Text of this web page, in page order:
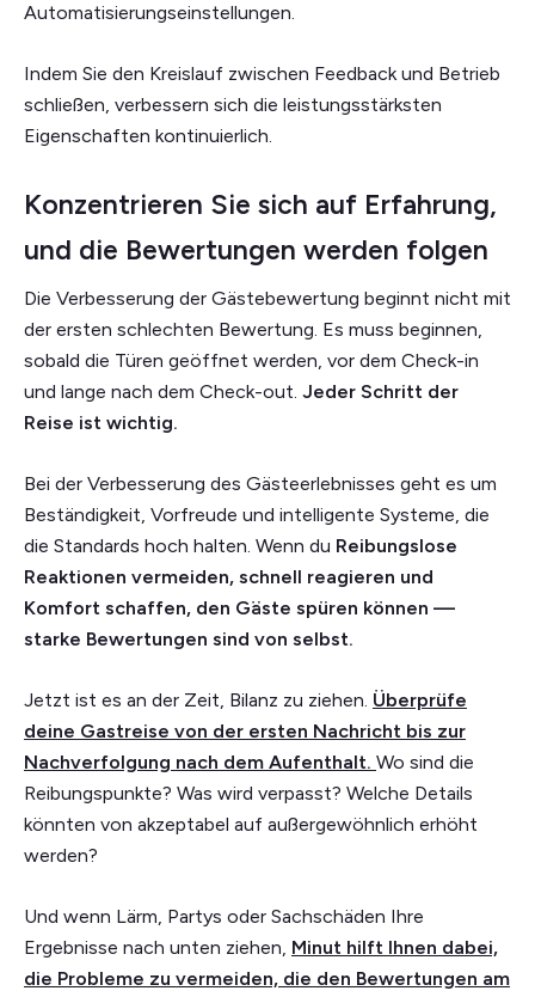
Automatisierungseinstellungen.
Indem Sie den Kreislauf zwischen Feedback und Betrieb
schließen, verbessern sich die leistungsstärksten
Eigenschaften kontinuierlich.
Konzentrieren Sie sich auf Erfahrung,
und die Bewertungen werden folgen
Die Verbesserung der Gästebewertung beginnt nicht mit
der ersten schlechten Bewertung. Es muss beginnen,
sobald die Türen geöffnet werden, vor dem Check-in
und lange nach dem Check-out. Jeder Schritt der
Reise ist wichtig.
Bei der Verbesserung des Gästeerlebnisses geht es um
Beständigkeit, Vorfreude und intelligente Systeme, die
die Standards hoch halten. Wenn du Reibungslose
Reaktionen vermeiden, schnell reagieren und
Komfort schaffen, den Gäste spüren können —
starke Bewertungen sind von selbst.
Jetzt ist es an der Zeit, Bilanz zu ziehen. Überprüfe
deine Gastreise von der ersten Nachricht bis zur
Nachverfolgung nach dem Aufenthalt. Wo sind die
Reibungspunkte? Was wird verpasst? Welche Details
könnten von akzeptabel auf außergewöhnlich erhöht
werden?
Und wenn Lärm, Partys oder Sachschäden Ihre
Ergebnisse nach unten ziehen, Minut hilft Ihnen dabei,
die Probleme zu vermeiden, die den Bewertungen am